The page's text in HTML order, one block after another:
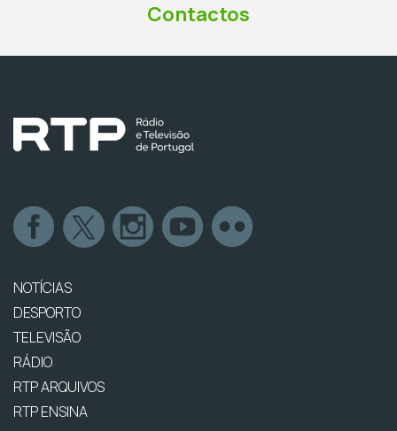
Contactos
NOTÍCIAS
DESPORTO
TELEVISÃO
RÁDIO
RTP ARQUIVOS
RTP ENSINA